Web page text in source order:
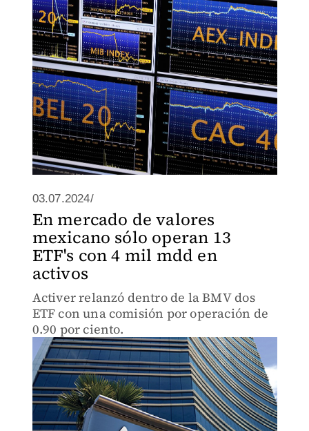
03.07.2024/
En mercado de valores
mexicano sólo operan 13
ETF's con 4 mil mdd en
activos
Activer relanzó dentro de la BMV dos
ETF con una comisión por operación de
0.90 por ciento.